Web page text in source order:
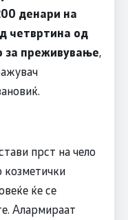
денари на
четвртина од
за преживување,
прст на чело
козметички
ќе се
Алармираат